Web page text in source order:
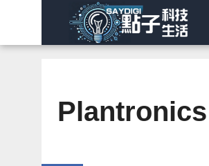
Plantronics